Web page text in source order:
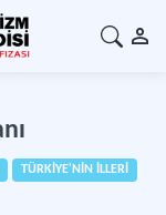
TÜRKİYE'NİN İLLERİ